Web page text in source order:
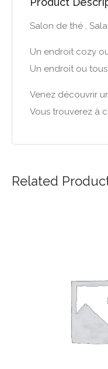
Salon de thé ,
Un endroit cozy
Un endroit ou
Venez découvrir
Vous trouverez à
Related